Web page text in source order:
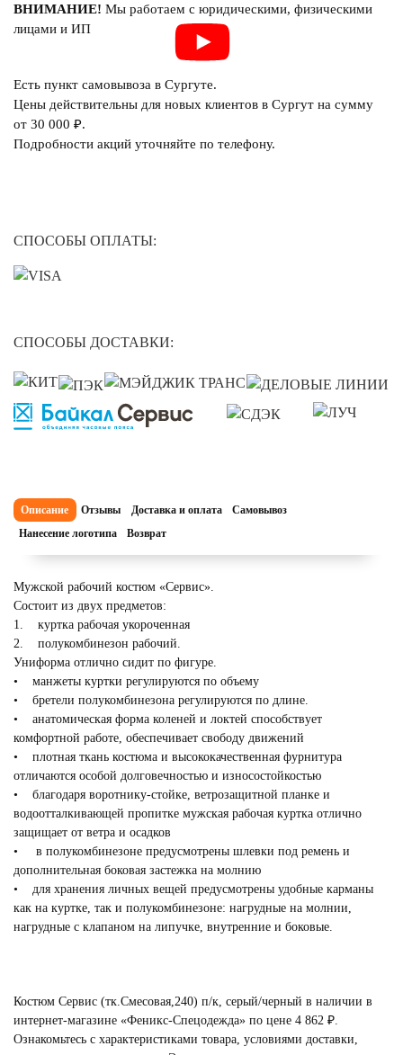
ВНИМАНИЕ! Мы работаем с юридическими, физическими
лицами и ИП
Есть пункт самовывоза в Сургуте.
Цены действительны для новых клиентов в Сургут на сумму
от 30 000 ₽.
Подробности акций уточняйте по телефону.
СПОСОБЫ ОПЛАТЫ:
СПОСОБЫ ДОСТАВКИ:
Описание Отзывы Доставка и оплата
Самовывоз
Нанесение логотипа
Возврат
Мужской рабочий костюм «Сервис».
Состоит из двух предметов:
1. куртка рабочая укороченная
2. полукомбинезон рабочий.
Униформа отлично сидит по фигуре.
• манжеты куртки регулируются по объему
• бретели полукомбинезона регулируются по длине.
• анатомическая форма коленей и локтей способствует
комфортной работе, обеспечивает свободу движений
• плотная ткань костюма и высококачественная фурнитура
отличаются особой долговечностью и износостойкостью
• благодаря воротнику-стойке, ветрозащитной планке и
водоотталкивающей пропитке мужская рабочая куртка отлично
защищает от ветра и осадков
• в полукомбинезоне предусмотрены шлевки под ремень и
дополнительная боковая застежка на молнию
• для хранения личных вещей предусмотрены удобные карманы
как на куртке, так и полукомбинезоне: нагрудные на молнии,
нагрудные с клапаном на липучке, внутренние и боковые.
Костюм Сервис (тк.Смесовая,240) п/к, серый/черный в наличии в
интернет-магазине «Феникс-Спецодежда» по цене 4 862 ₽.
Ознакомьтесь с характеристиками товара, условиями доставки,